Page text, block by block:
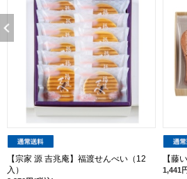
【宗家 源 吉兆庵】福渡せんべい（12
入）
【藤
1,441